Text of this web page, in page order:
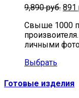
9,890руб. 891
Свыше 1000
личными
Выбрать
Готовые изделия